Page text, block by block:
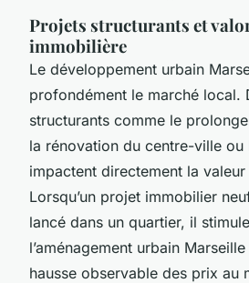
Projets structurants et
immobilière
Le développement urbain
profondément le marché local.
structurants comme le
la rénovation du centre-ville ou
impactent directement la
Lorsqu’un projet immobilier
lancé dans un quartier, il
l’aménagement urbain
hausse observable des prix au